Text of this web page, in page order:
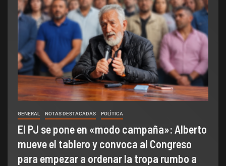
GENERAL NOTAS DESTACADAS POLÌTICA
El PJ se pone en «modo campaña»: Alberto
mueve el tablero y convoca al Congreso
para empezar a ordenar la tropa rumbo a